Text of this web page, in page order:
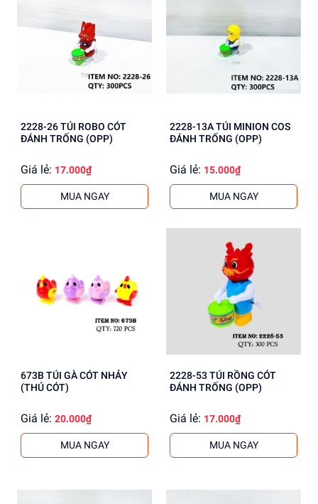
2228-26 TÚI ROBO CÓT
ĐÁNH TRỐNG (OPP)
Giá lẻ: 17.000₫
MUA NGAY
2228-13A TÚI MINION COS
ĐÁNH TRỐNG (OPP)
Giá lẻ: 15.000₫
MUA NGAY
673B TÚI GÀ CÓT NHẢY
(THÚ CÓT)
Giá lẻ: 20.000₫
MUA NGAY
2228-53 TÚI RỒNG CÓT
ĐÁNH TRỐNG (OPP)
Giá lẻ: 17.000₫
MUA NGAY